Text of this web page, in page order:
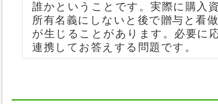
誰かということです。実際に購入
所有名義にしないと後で贈与と看
が生じることがあります。必要に
連携してお答えする問題です。